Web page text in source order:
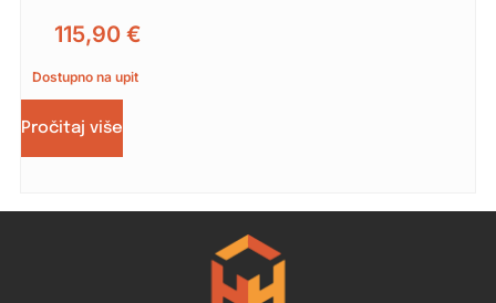
115,90 €
Dostupno na upit
Pročitaj više